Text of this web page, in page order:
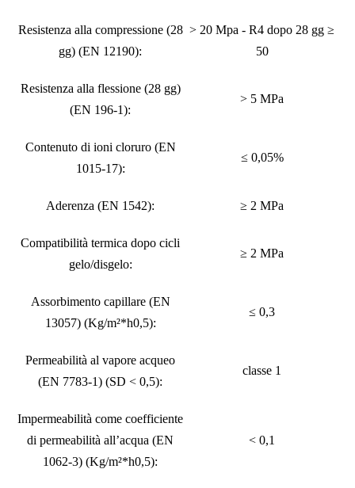
Resistenza alla compressione (28
gg) (EN 12190):
> 20 Mpa - R4 dopo 28 gg ≥
50
Resistenza alla flessione (28 gg)
(EN 196-1):
> 5 MPa
Contenuto di ioni cloruro (EN
1015-17):
≤ 0,05%
Aderenza (EN 1542): ≥ 2 MPa
Compatibilità termica dopo cicli
gelo/disgelo:
≥ 2 MPa
Assorbimento capillare (EN
13057) (Kg/m²*h0,5):
≤ 0,3
Permeabilità al vapore acqueo
(EN 7783-1) (SD < 0,5):
classe 1
Impermeabilità come coefficiente
di permeabilità all’acqua (EN
1062-3) (Kg/m²*h0,5):
< 0,1